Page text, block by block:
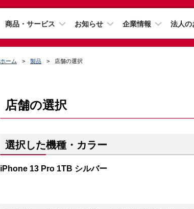
商品・サービス お知らせ 企業情報 法人の
ホーム 製品 店舗の選択
店舗の選択
選択した機種・カラー
iPhone 13 Pro 1TB シルバー